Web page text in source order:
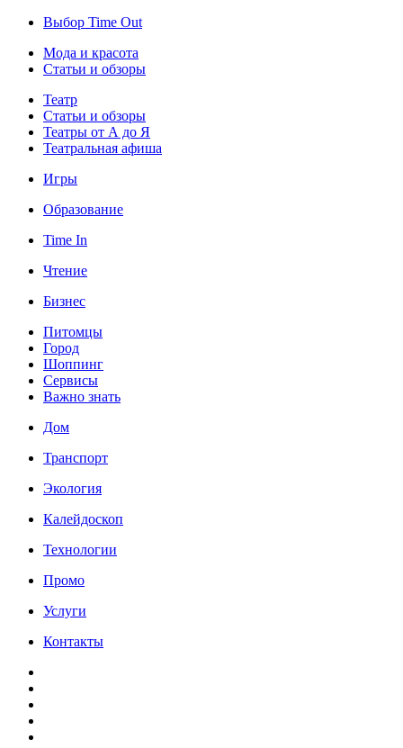
Выбор Time Out
Мода и красота
Статьи и обзоры
Театр
Статьи и обзоры
Театры от А до Я
Театральная афиша
Игры
Образование
Time In
Чтение
Бизнес
Питомцы
Город
Шоппинг
Сервисы
Важно знать
Дом
Транспорт
Экология
Калейдоскоп
Технологии
Промо
Услуги
Контакты